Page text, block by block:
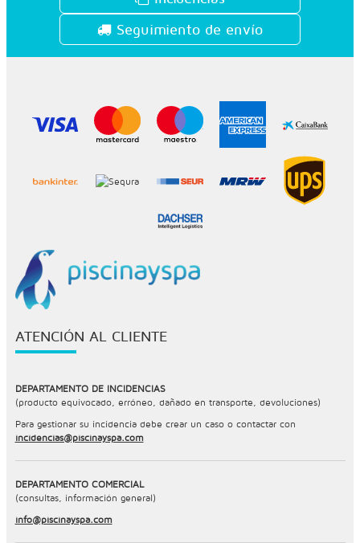
Seguimiento de envío
ATENCIÓN AL CLIENTE
DEPARTAMENTO DE INCIDENCIAS
(producto equivocado, erróneo, dañado en transporte, devoluciones)
Para gestionar su incidencia debe crear un caso o contactar con
incidencias@piscinayspa.com
DEPARTAMENTO COMERCIAL
(consultas, información general)
info@piscinayspa.com